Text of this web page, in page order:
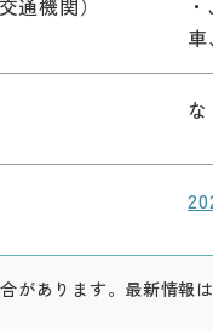
通機関）
な
があります。最新情報